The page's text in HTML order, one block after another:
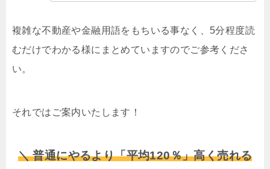
複雑な不動産や金融用語をもちいる事なく、5分程度読
むだけでわかる様にまとめていますのでご参考くださ
い。
それではご案内いたします！
＼ 普通にやるより「平均120％」高く売れる